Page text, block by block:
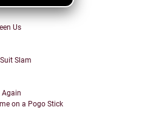
Us
Slam
Again
on a Pogo Stick